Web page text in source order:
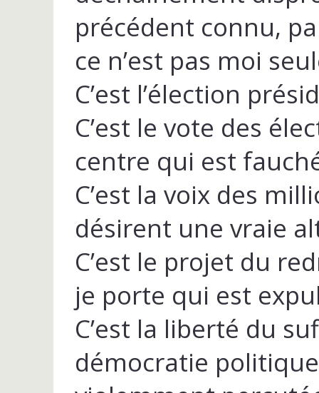
précédent connu,
ce n’est pas moi
C’est l’élection
C’est le vote des
centre qui est
C’est la voix des
désirent une vraie
C’est le projet du
je porte qui est
C’est la liberté du
démocratie